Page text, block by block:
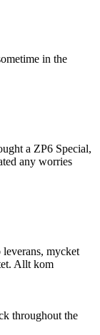
in the
a ZP6 Special,
any worries
mycket
Allt kom
throughout the